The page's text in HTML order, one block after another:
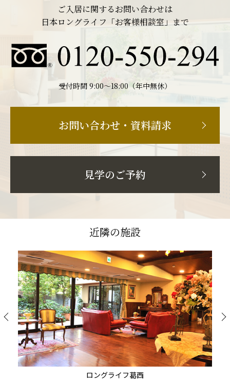
ご入居に関するお問い合わせは
日本ロングライフ「お客様相談室」まで
受付時間 9:00〜18:00（年中無休）
お問い合わせ・資料請求
見学のご予約
近隣の施設
ロングライフ葛西